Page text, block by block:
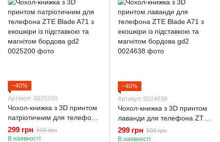
−40%
Артикул: 0025200
Чохол-книжка з 3D принтом
патріотичним для телефона
ZTE Blade A71 з екошкіри із
підставкою та магнітом
299 грн 500 грн
В наявності
−40%
Артикул: 0024638
Чохол-книжка з 3D принтом
лаванди для телефона ZTE
Blade A71 з екошкіри із
підставкою та магнітом
299 грн 500 грн
В наявності